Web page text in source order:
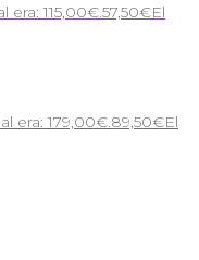
era: 115,00€.57,50€El
era: 179,00€.89,50€El